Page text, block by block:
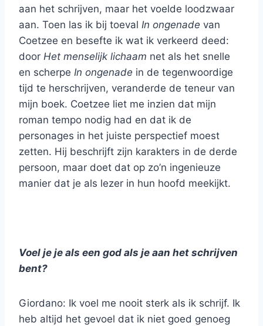
aan het schrijven, maar het voelde loodzwaar
aan. Toen las ik bij toeval In ongenade van
Coetzee en besefte ik wat ik verkeerd deed:
door Het menselijk lichaam net als het snelle
en scherpe In ongenade in de tegenwoordige
tijd te herschrijven, veranderde de teneur van
mijn boek. Coetzee liet me inzien dat mijn
roman tempo nodig had en dat ik de
personages in het juiste perspectief moest
zetten. Hij beschrijft zijn karakters in de derde
persoon, maar doet dat op zo’n ingenieuze
manier dat je als lezer in hun hoofd meekijkt.
Voel je je als een god als je aan het schrijven
bent?
Giordano: Ik voel me nooit sterk als ik schrijf. Ik
heb altijd het gevoel dat ik niet goed genoeg